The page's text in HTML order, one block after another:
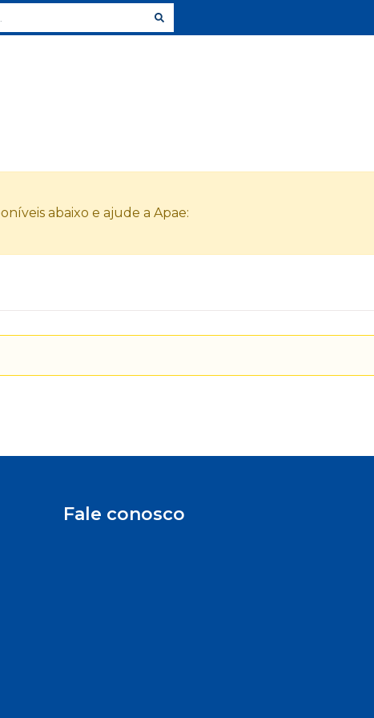
abaixo e ajude a Apae:
Fale conosco